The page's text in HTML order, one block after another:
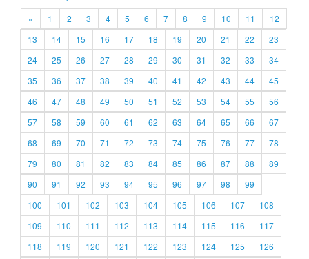
« 1 2 3 4 5 6 7 8 9 10 11
12
13
14 15 16 17 18 19 20 21 22
23
24
25 26 27 28 29 30 31 32 33
34
35
36 37 38 39 40 41 42 43 44
45
46
47 48 49 50 51 52 53 54 55
56
57
58 59 60 61 62 63 64 65 66
67
68
69 70 71 72 73 74 75 76 77
78
79
80 81 82 83 84 85 86 87 88
89
90
91 92 93 94 95 96 97 98
99
100
101 102 103 104 105 106 107
108
109
110 111 112 113 114 115 116
117
118
119 120 121 122 123 124 125
126